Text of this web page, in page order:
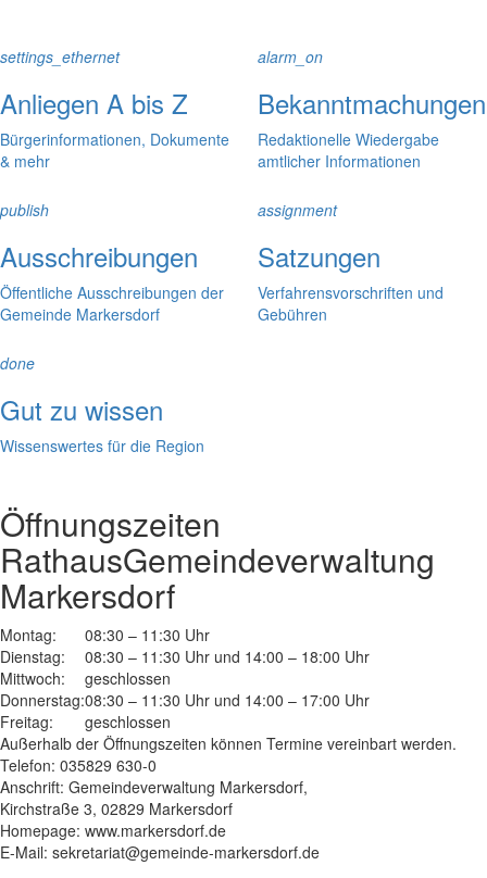
settings_ethernet
Anliegen A bis Z
Bürgerinformationen, Dokumente
& mehr
alarm_on
Bekanntmachungen
Redaktionelle Wiedergabe
amtlicher Informationen
publish
Ausschreibungen
Öffentliche Ausschreibungen der
Gemeinde Markersdorf
assignment
Satzungen
Verfahrensvorschriften und
Gebühren
done
Gut zu wissen
Wissenswertes für die Region
Öffnungszeiten
RathausGemeindeverwaltung
Markersdorf
Montag:
08:30 – 11:30 Uhr
Dienstag:
08:30 – 11:30 Uhr und 14:00 – 18:00 Uhr
Mittwoch:
geschlossen
Donnerstag:08:30 – 11:30 Uhr und 14:00 – 17:00 Uhr
Freitag:
geschlossen
Außerhalb der Öffnungszeiten können Termine vereinbart werden.
Telefon: 035829 630-0
Anschrift: Gemeindeverwaltung Markersdorf,
Kirchstraße 3, 02829 Markersdorf
Homepage: www.markersdorf.de
E-Mail: sekretariat@gemeinde-markersdorf.de